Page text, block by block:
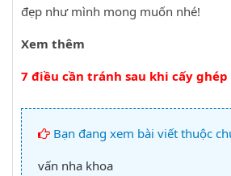
đẹp như mình mong muốn nhé!
Xem thêm
7 điều cần tránh sau khi cấy
Bạn đang xem bài viết thuộc
vấn nha khoa